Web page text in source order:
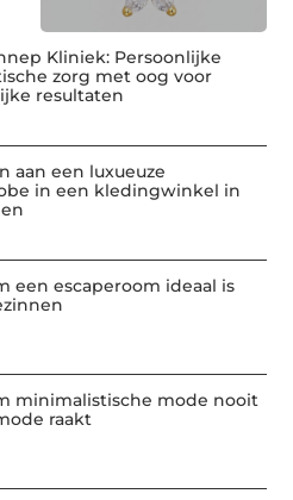
Kliniek: Persoonlijke
zorg met oog voor
resultaten
aan een luxueuze
in een kledingwinkel in
een escaperoom ideaal is
minimalistische mode nooit
raakt